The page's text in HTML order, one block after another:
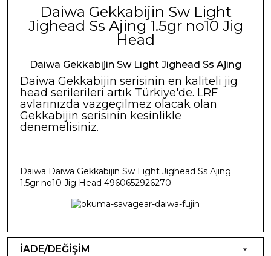
Daiwa Gekkabijin Sw Light
Jighead Ss Ajing 1.5gr no10 Jig
Head
Daiwa Gekkabijin Sw Light Jighead Ss Ajing
Daiwa Gekkabijin serisinin en kaliteli jig
head serilerileri artık Türkiye'de. LRF
avlarınızda vazgeçilmez olacak olan
Gekkabijin serisinin kesinlikle
denemelisiniz.
Daiwa Daiwa Gekkabijin Sw Light Jighead Ss Ajing
1.5gr no10 Jig Head 4960652926270
İADE/DEĞİŞİM